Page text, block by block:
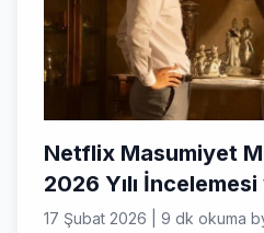
Netflix Masumiyet
2026 Yılı
17 Şubat 2026 9 dk okuma